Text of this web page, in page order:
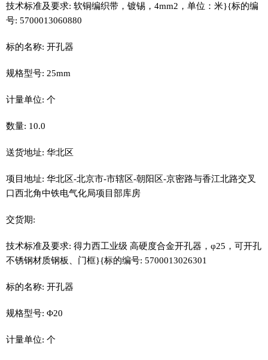
技术标准及要求: 软铜编织带，镀锡，4mm2，单位：米}{标的编
号: 5700013060880
标的名称: 开孔器
规格型号: 25mm
计量单位: 个
数量: 10.0
送货地址: 华北区
项目地址: 华北区-北京市-市辖区-朝阳区-京密路与香江北路交叉
口西北角中铁电气化局项目部库房
交货期:
技术标准及要求: 得力西工业级 高硬度合金开孔器，φ25，可开孔
不锈钢材质钢板、门框}{标的编号: 5700013026301
标的名称: 开孔器
规格型号: Φ20
计量单位: 个